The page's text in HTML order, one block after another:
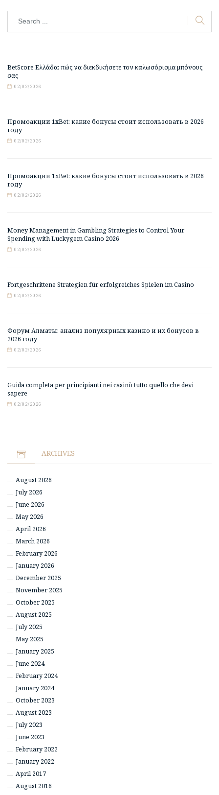
BetScore Ελλάδα: πώς να διεκδικήσετε τον καλωσόρισμα μπόνους
σας
02/02/2026
Промоакции 1xBet: какие бонусы стоит использовать в 2026
году
02/02/2026
Промоакции 1xBet: какие бонусы стоит использовать в 2026
году
02/02/2026
Money Management in Gambling Strategies to Control Your
Spending with Luckygem Casino 2026
02/02/2026
Fortgeschrittene Strategien für erfolgreiches Spielen im Casino
02/02/2026
Форум Алматы: анализ популярных казино и их бонусов в
2026 году
02/02/2026
Guida completa per principianti nei casinò tutto quello che devi
sapere
02/02/2026
ARCHIVES
August 2026
July 2026
June 2026
May 2026
April 2026
March 2026
February 2026
January 2026
December 2025
November 2025
October 2025
August 2025
July 2025
May 2025
January 2025
June 2024
February 2024
January 2024
October 2023
August 2023
July 2023
June 2023
February 2022
January 2022
April 2017
August 2016